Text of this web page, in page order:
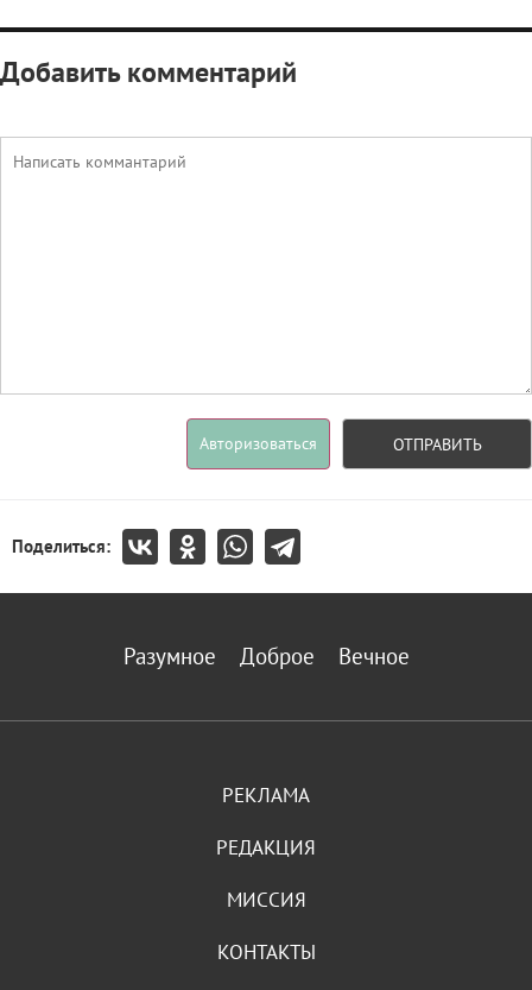
Добавить комментарий
Авторизоваться ОТПРАВИТЬ
Поделиться:
Разумное Доброе Вечное
РЕКЛАМА
РЕДАКЦИЯ
МИССИЯ
КОНТАКТЫ